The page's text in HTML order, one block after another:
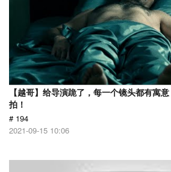
【越哥】给导演跪了，每一个镜头都有寓
拍！
# 194
2021-09-15 10:06